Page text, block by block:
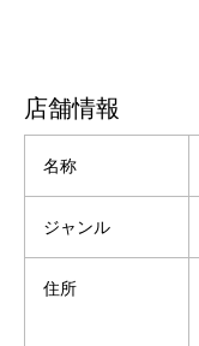
店舗情報
名称
ジャンル
住所